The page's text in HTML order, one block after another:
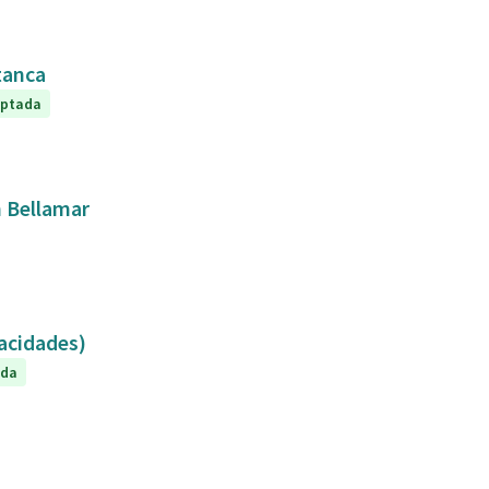
Bellamar